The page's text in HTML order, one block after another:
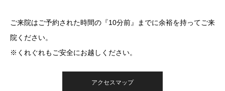
ご来院はご予約された時間の『10分前』までに余裕を持ってご来
院ください。
※くれぐれもご安全にお越しください。
アクセスマップ